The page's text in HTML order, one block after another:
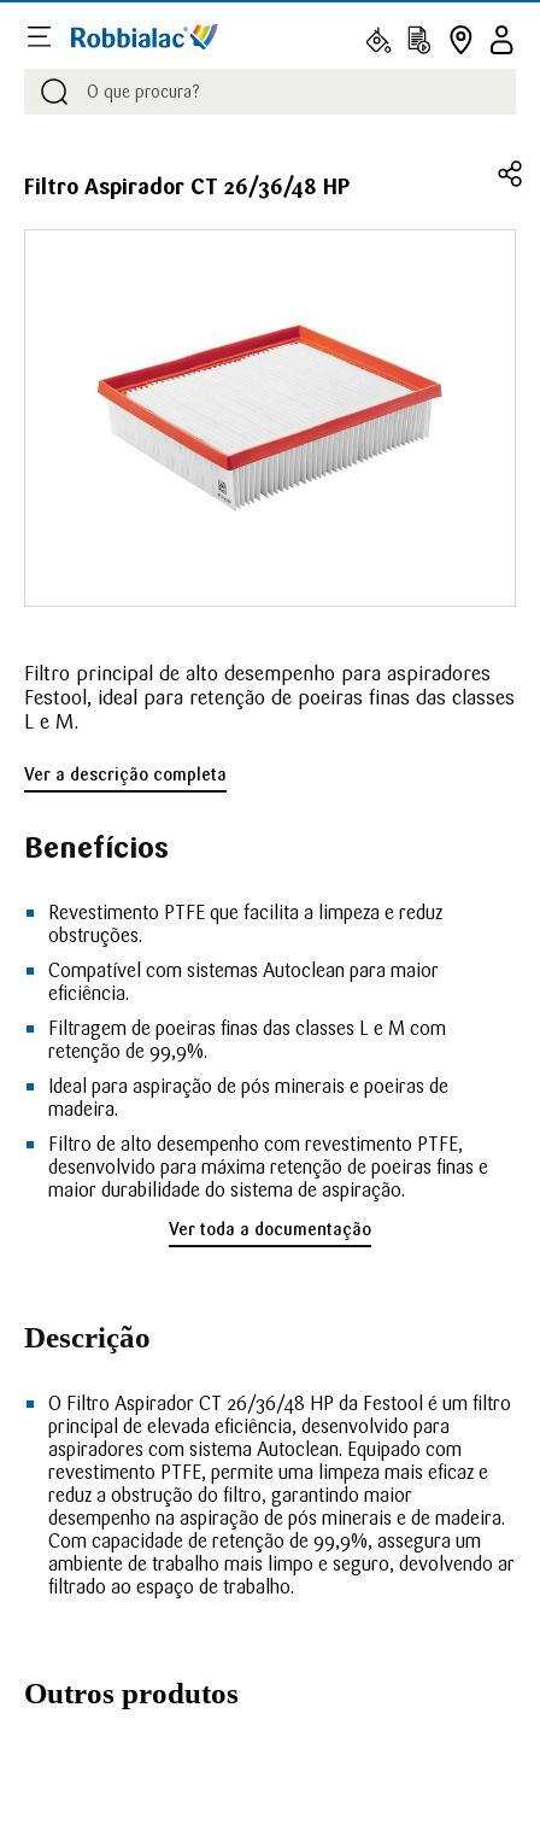
Procurar
Procurar
Filtro Aspirador CT 26/36/48 HP
Filtro principal de alto desempenho para aspiradores
Festool, ideal para retenção de poeiras finas das classes
L e M.
Ver a descrição completa
Benefícios
Revestimento PTFE que facilita a limpeza e reduz
obstruções.
Compatível com sistemas Autoclean para maior
eficiência.
Filtragem de poeiras finas das classes L e M com
retenção de 99,9%.
Ideal para aspiração de pós minerais e poeiras de
madeira.
Filtro de alto desempenho com revestimento PTFE,
desenvolvido para máxima retenção de poeiras finas e
maior durabilidade do sistema de aspiração.
Ver toda a documentação
Descrição
O Filtro Aspirador CT 26/36/48 HP da Festool é um filtro
principal de elevada eficiência, desenvolvido para
aspiradores com sistema Autoclean. Equipado com
revestimento PTFE, permite uma limpeza mais eficaz e
reduz a obstrução do filtro, garantindo maior
desempenho na aspiração de pós minerais e de madeira.
Com capacidade de retenção de 99,9%, assegura um
ambiente de trabalho mais limpo e seguro, devolvendo ar
filtrado ao espaço de trabalho.
Outros produtos